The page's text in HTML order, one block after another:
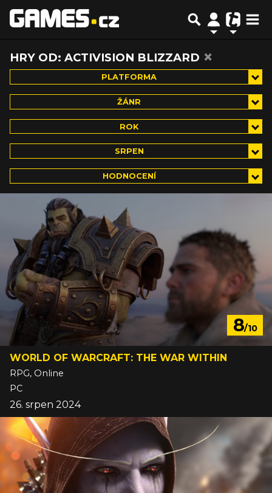
HRY OD: ACTIVISION BLIZZARD ×
PLATFORMA
ŽÁNR
ROK
SRPEN
HODNOCENÍ
8/10
WORLD OF WARCRAFT: THE WAR WITHIN
RPG, Online
PC
26. srpen 2024